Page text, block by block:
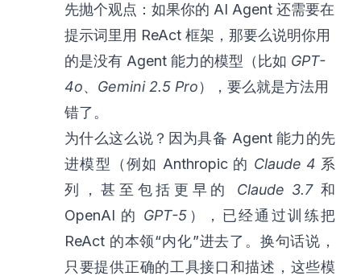
先抛个观点：如果你的 AI Agent 还需要在
提示词里用 ReAct 框架，那要么说明你用
的是没有 Agent 能力的模型（比如 GPT-
4o、 Gemini 2.5 Pro），要么就是方法用
错了。
为什么这么说？因为具备 Agent 能力的先
进模型（例如 Anthropic 的 Claude 4 系
列，甚至包括更早的 Claude 3.7和
OpenAI 的 GPT-5 ），已经通过训练把
ReAct 的本领“内化”进去了。换句话说，
只要提供正确的工具接口和描述，这些模